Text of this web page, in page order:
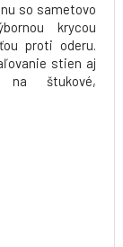
so sametovo
krycou
proti oderu.
stien aj
štukové,